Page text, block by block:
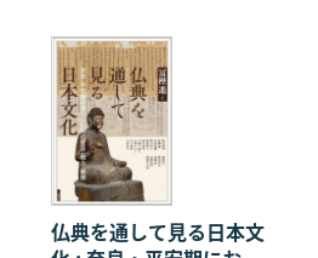
仏典を通して見る日本文